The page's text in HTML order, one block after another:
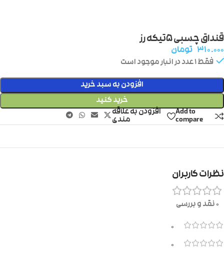
قنداق چسبی ۵تیکه رز
۳۱۰.۰۰۰ تومان
فقط 1 عدد در انبار موجود است
افزودن به سبد خرید
خرید کنید
Add to
compare
افزودن به علاقه
مندی
نظرات کاربران
0 نقد و بررسی
0
0